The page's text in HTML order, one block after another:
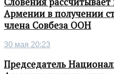
Армении в получении
члена Совбеза ООН
30 мая 20:23
Председатель